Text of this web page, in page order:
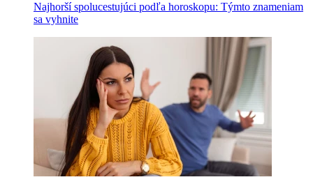
Najhorší spolucestujúci podľa horoskopu: Týmto znameniam
sa vyhnite